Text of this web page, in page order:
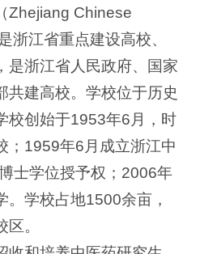
Zhejiang Chinese
浙江省重点建设高校、
是浙江省人民政府、国家
共建高校。学校位于历史
校创始于1953年6月，时
；1959年6月成立浙江中
士学位授予权；2006年
。学校占地1500余亩，
。